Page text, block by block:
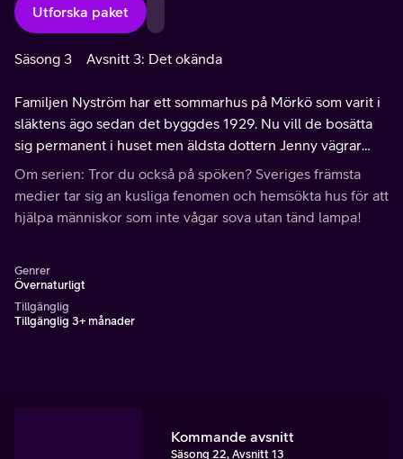
Utforska paket
Säsong 3 Avsnitt 3: Det okända
Familjen Nyström har ett sommarhus på Mörkö som varit i
släktens ägo sedan det byggdes 1929. Nu vill de bosätta
sig permanent i huset men äldsta dottern Jenny vägrar
vara där ensam. Jörgen Gustafsson försöker ta reda på vad
det är som skrämmer henne.
Om serien: Tror du också på spöken? Sveriges främsta
medier tar sig an kusliga fenomen och hemsökta hus för att
hjälpa människor som inte vågar sova utan tänd lampa!
Genrer
Övernaturligt
Tillgänglig
Tillgänglig 3+ månader
Kommande avsnitt
Säsong 22, Avsnitt 13